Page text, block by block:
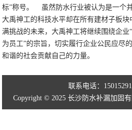
标”称号。
虽然防水行业被认为是一个
大禹神工的科技水平却在所有建材子板
满挑战的未来，大禹神工将继续围绕企业
为员工”的宗旨，切实履行企业公民应尽
和谐的社会贡献自己的力量。
联系电话：
Copyright © 2025 长沙防水补漏加固